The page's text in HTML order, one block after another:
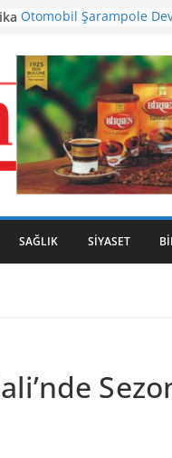
Otomobil Şarampole
Ayvalık, Tarihi Gümrük
Kavuştu
Burhaniye’de Ot Yangını
Havran Siyah İncirinde
Başladı
SAĞLIK SIYASET